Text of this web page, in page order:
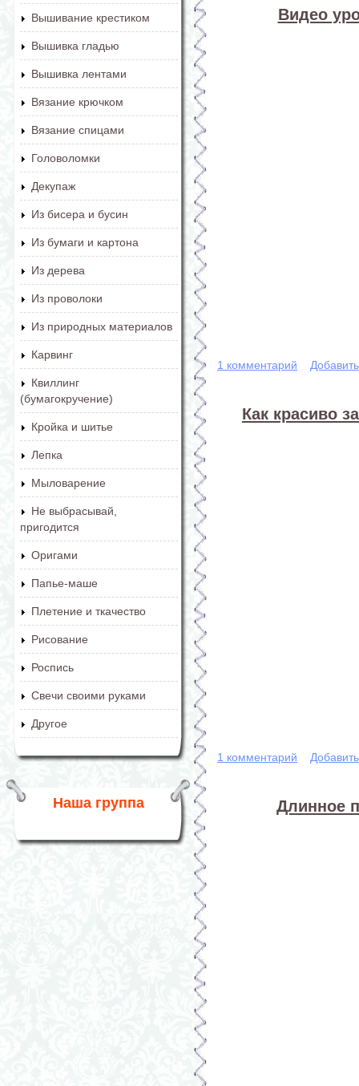
Вышивание крестиком
Вышивка гладью
Вышивка лентами
Вязание крючком
Вязание спицами
Головоломки
Декупаж
Из бисера и бусин
Из бумаги и картона
Из дерева
Из проволоки
Из природных материалов
Карвинг
Квиллинг
(бумагокручение)
Кройка и шитье
Лепка
Мыловарение
Не выбрасывай,
пригодится
Оригами
Папье-маше
Плетение и ткачество
Рисование
Роспись
Свечи своими руками
Другое
Наша группа
Видео
1 комментарий
Как красиво
1 комментарий
Длинное